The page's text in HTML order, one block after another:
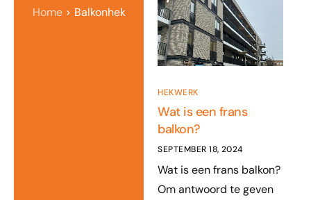
Home Balkonhek
HEKWERK
Wat is een frans
balkon?
SEPTEMBER 18, 2024
Wat is een frans balkon?
Om antwoord te geven